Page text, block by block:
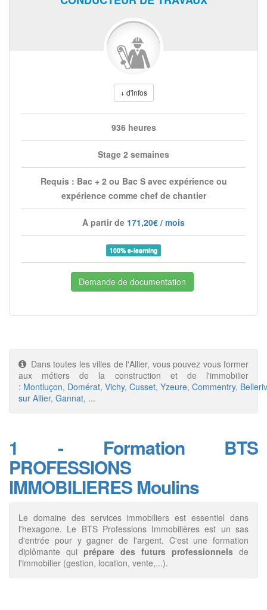
+ d'infos
936 heures
Stage 2 semaines
Requis : Bac + 2 ou Bac S avec expérience ou
expérience comme chef de chantier
A partir de 171,20€ / mois
100% e-learning
Demande de documentation
Dans toutes les villes de l'Allier, vous pouvez vous former
aux métiers de la construction et de l'immobilier
: Montluçon, Domérat, Vichy, Cusset, Yzeure, Commentry,
sur Allier, Gannat, ...
1 - Formation BTS
PROFESSIONS
IMMOBILIERES Moulins
Le domaine des services immobiliers est essentiel dans
l'hexagone. Le BTS Professions Immobilières est un sas
d'entrée pour y gagner de l'argent. C'est une formation
diplômante qui prépare des futurs professionnels de
l'immobilier (gestion, location, vente,...).